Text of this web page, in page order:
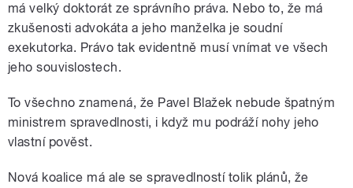
má velký doktorát ze správního práva. Nebo to, že má
zkušenosti advokáta a jeho manželka je soudní
exekutorka. Právo tak evidentně musí vnímat ve všech
jeho souvislostech.
To všechno znamená, že Pavel Blažek nebude špatným
ministrem spravedlnosti, i když mu podráží nohy jeho
vlastní pověst.
Nová koalice má ale se spravedlností tolik plánů, že